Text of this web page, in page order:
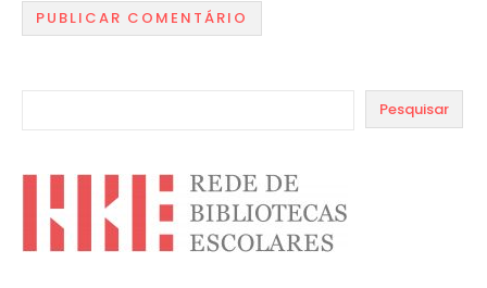
Pesquisar